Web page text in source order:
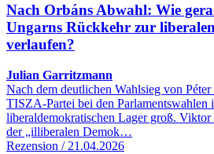
Nach Orbáns Abwahl: Wie
Ungarns Rückkehr zur
verlaufen?
Julian Garritzmann
Nach dem deutlichen Wahlsieg von
TISZA-Partei bei den Parlamentswahlen
liberaldemokratischen Lager groß.
der „illiberalen Demok…
Rezension / 21.04.2026